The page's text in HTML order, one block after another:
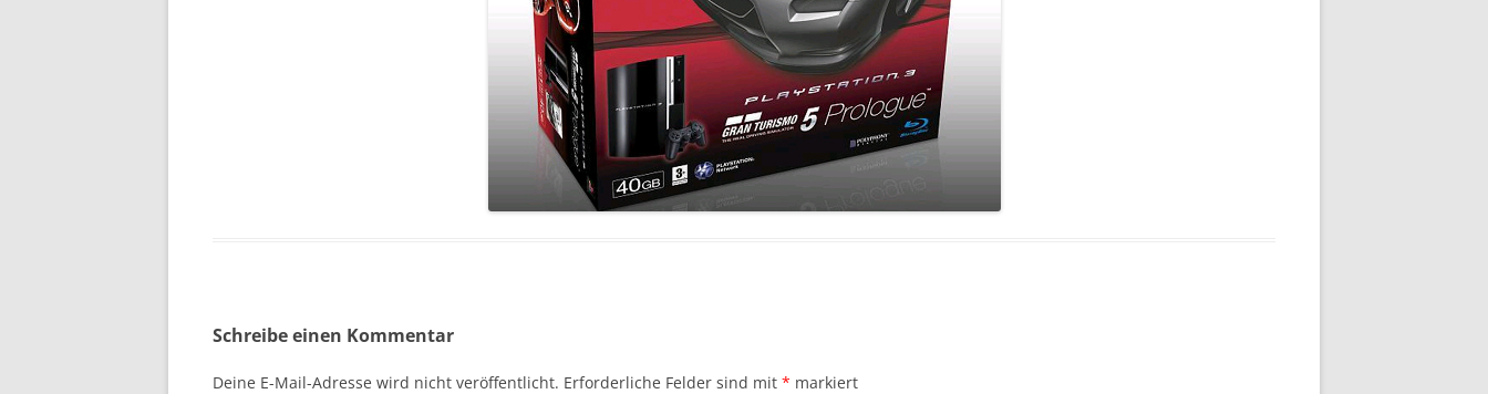
Schreibe einen Kommentar
Deine E-Mail-Adresse wird nicht veröffentlicht. Erforderliche Felder sind mit * markiert